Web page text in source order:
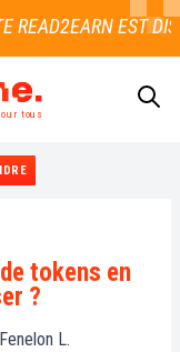
tous
tokens en
?
Fenelon L.